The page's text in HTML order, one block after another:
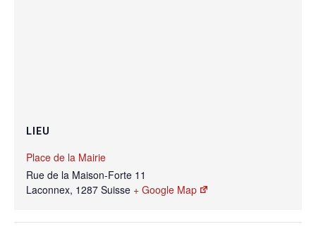
LIEU
Place de la Mairie
Rue de la Maison-Forte 11
Laconnex, 1287 Suisse + Google Map